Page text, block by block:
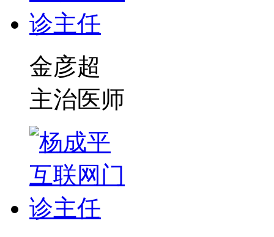
金彦超
主治医师